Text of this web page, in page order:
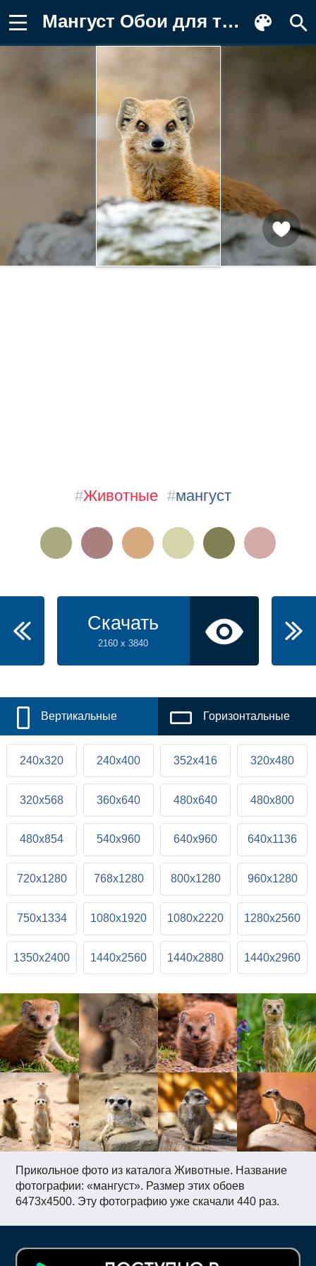
Мангуст Обои для телефона
Прикольное фото из каталога Животные. Название
фотографии: «мангуст». Размер этих обоев
6473x4500. Эту фотографию уже скачали 440 раз.
#Животные #мангуст
Скачать
2160 x 3840
Вертикальные Горизонтальные
240x320 240x400 352x416 320x480
320x568 360x640 480x640 480x800
480x854 540x960 640x960 640x1136
720x1280 768x1280 800x1280 960x1280
750x1334 1080x1920 1080x2220 1280x2560
1350x2400 1440x2560 1440x2880 1440x2960